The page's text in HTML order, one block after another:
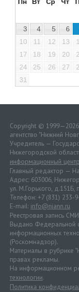
Пн Вт Ср Чт
3
4 5 6
10
11 12 13
17
18 19 20
24
25 26 27
31
Copyright ©
агентство "Нижний
Учредитель —
Нижегородской
информационный центр
Главный редактор —
Адрес: 603006,
ул. М.Горького, д.151Б,
Телефон: +7 (831) 233-
E-mail: info@niann.ru
Реестровая запись
Выдано Федеральной
информационных
(Роскомнадзор).
Материалы в рубрике
правах рекламы.
На информационном
технологии.
Политика